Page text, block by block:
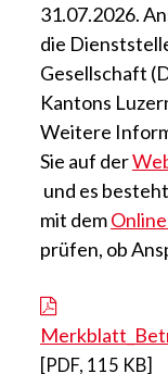
31.07.2026.
die
Gesellschaft
Kantons
Weitere
Sie auf der
und es
mit dem
prüfen, ob
[PDF, 115 KB]